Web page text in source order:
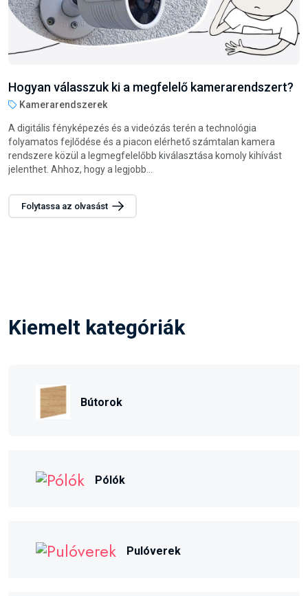
Hogyan válasszunk darts nyilat?
Steel darts nyilak
A darts játék nemcsak szórakoztató, hanem remek módja annak
is, hogy fejlessze a csukló és az egész kar izmait. Legyen szó
családi vagy baráti összejövetelekről, esetleg munkahelyi
szórakozásról, a darts...
Folytassa az olvasást
Kiemelt kategóriák
Bútorok
Pólók
Pulóverek